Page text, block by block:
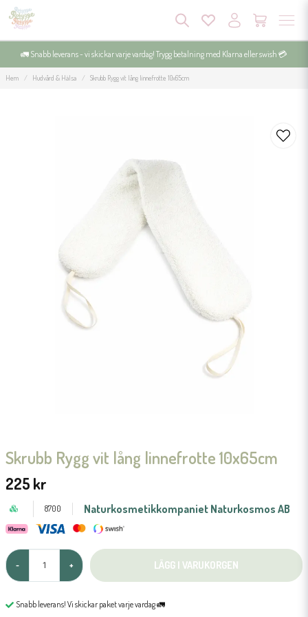
🚛 Snabb leverans - vi skickar varje vardag! Trygg betalning med Klarna eller swish 💳
Hem Hudvård & Hälsa Skrubb Rygg vit lång linnefrotte 10x65cm
Skrubb Rygg vit lång linnefrotte 10x65cm
225 kr
8700 Naturkosmetikkompaniet Naturkosmos AB
- + LÄGG I VARUKORGEN
Snabb leverans! Vi skickar paket varje vardag 🚛